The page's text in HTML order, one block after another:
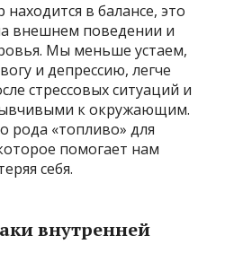
в балансе, это
внешнем поведении и
Мы меньше устаем,
и депрессию, легче
стрессовых ситуаций и
к окружающим.
рода «топливо» для
помогает нам
себя.
внутренней